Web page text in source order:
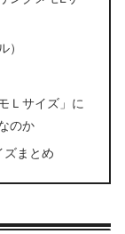
）
Ｌサイズ」に
のか
ズまとめ